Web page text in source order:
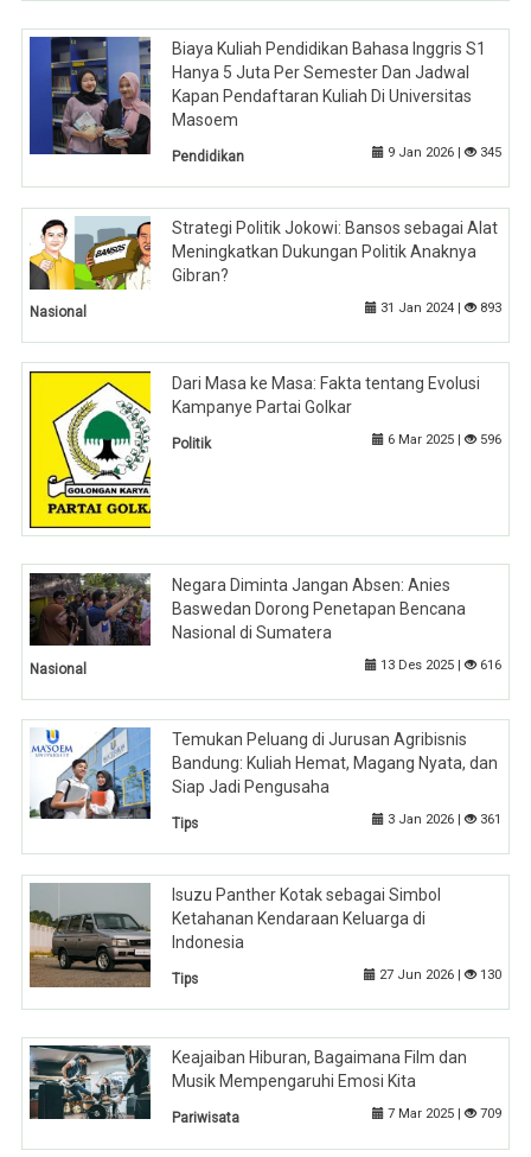
Biaya Kuliah Pendidikan Bahasa Inggris S1
Hanya 5 Juta Per Semester Dan Jadwal
Kapan Pendaftaran Kuliah Di Universitas
Masoem
Pendidikan 9 Jan 2026 | 345
Strategi Politik Jokowi: Bansos sebagai Alat
Meningkatkan Dukungan Politik Anaknya
Gibran?
Nasional 31 Jan 2024 | 893
Dari Masa ke Masa: Fakta tentang Evolusi
Kampanye Partai Golkar
Politik 6 Mar 2025 | 596
Negara Diminta Jangan Absen: Anies
Baswedan Dorong Penetapan Bencana
Nasional di Sumatera
Nasional 13 Des 2025 | 616
Temukan Peluang di Jurusan Agribisnis
Bandung: Kuliah Hemat, Magang Nyata, dan
Siap Jadi Pengusaha
Tips 3 Jan 2026 | 361
Isuzu Panther Kotak sebagai Simbol
Ketahanan Kendaraan Keluarga di
Indonesia
Tips 27 Jun 2026 | 130
Keajaiban Hiburan, Bagaimana Film dan
Musik Mempengaruhi Emosi Kita
Pariwisata 7 Mar 2025 | 709